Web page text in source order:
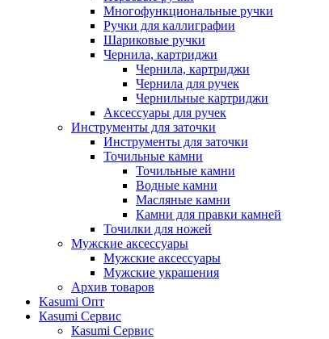
Многофункциональные ручки
Ручки для каллиграфии
Шариковые ручки
Чернила, картриджи
Чернила, картриджи
Чернила для ручек
Чернильные картриджи
Аксессуары для ручек
Инструменты для заточки
Инструменты для заточки
Точильные камни
Точильные камни
Водные камни
Масляные камни
Камни для правки камней
Точилки для ножей
Мужские аксессуары
Мужские аксессуары
Мужские украшения
Архив товаров
Kasumi Опт
Кasumi Сервис
Кasumi Сервис